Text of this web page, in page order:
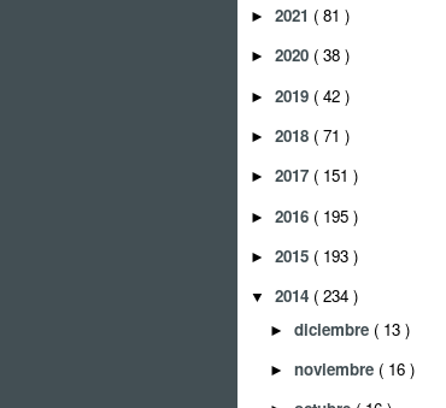
► 2021 ( 81 )
► 2020 ( 38 )
► 2019 ( 42 )
► 2018 ( 71 )
► 2017 ( 151 )
► 2016 ( 195 )
► 2015 ( 193 )
▼ 2014 ( 234 )
► diciembre ( 13 )
► noviembre ( 16 )